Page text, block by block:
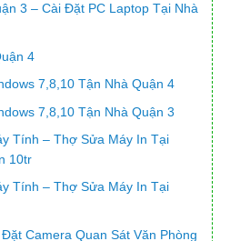
3 – Cài Đặt PC Laptop Tại Nhà
4
7,8,10 Tận Nhà Quận 4
7,8,10 Tận Nhà Quận 3
Tính – Thợ Sửa Máy In Tại
10tr
Tính – Thợ Sửa Máy In Tại
Camera Quan Sát Văn Phòng